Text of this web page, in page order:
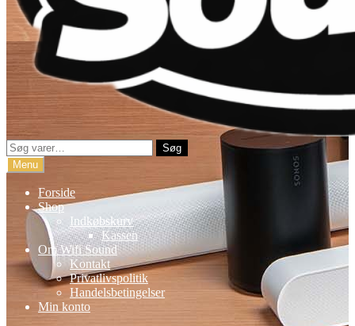
Søg
efter:
Søg
Menu
Forside
Shop
Indkøbskurv
Kassen
Om Wifi Sound
Kontakt
Privatlivspolitik
Handelsbetingelser
Min konto